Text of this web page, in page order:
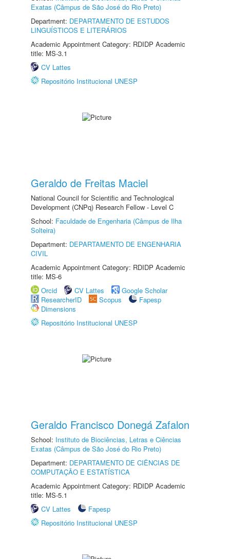
Exatas (Câmpus de São José do Rio Preto)
Department: DEPARTAMENTO DE ESTUDOS
LINGUÍSTICOS E LITERÁRIOS
Academic Appointment Category: RDIDP Academic
title: MS-3.1
CV Lattes
Repositório Institucional UNESP
Geraldo de Freitas Maciel
National Council for Scientific and Technological
Development (CNPq) Research Fellow - Level C
School: Faculdade de Engenharia (Câmpus de Ilha
Solteira)
Department: DEPARTAMENTO DE ENGENHARIA
CIVIL
Academic Appointment Category: RDIDP Academic
title: MS-6
Orcid
CV Lattes
Google Scholar
ResearcherID
Scopus
Fapesp
Dimensions
Repositório Institucional UNESP
Geraldo Francisco Donegá Zafalon
School: Instituto de Biociências, Letras e Ciências
Exatas (Câmpus de São José do Rio Preto)
Department: DEPARTAMENTO DE CIÊNCIAS DE
COMPUTAÇÃO E ESTATÍSTICA
Academic Appointment Category: RDIDP Academic
title: MS-5.1
CV Lattes
Fapesp
Repositório Institucional UNESP